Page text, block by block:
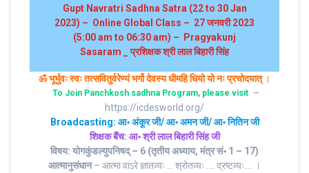
Gupt Navratri Sadhna Satra (22 to 30 Jan
2023) – Online Global Class – 27 जनवरी 2023
(5:00 am to 06:30 am) – Pragyakunj
Sasaram _ प्रशिक्षक श्री लाल बिहारी सिंह
ॐ भूर्भुवः स्‍वः तत्‍सवितुर्वरेण्‍यं भर्गो देवस्य धीमहि धियो यो नः प्रचोदयात्‌।
To Join Panchkosh sadhna Program, please visit –
https://icdesworld.org/
Broadcasting: आ॰ अंकूर जी/ आ॰ अमन जी/ आ॰ नितिन जी
शिक्षक बैंच: आ॰ श्री लाल बिहारी सिंह जी
विषय: योगकुंडल्युपनिषद् – 6 (तृतीय अध्याय, मंत्र सं॰ 1 – 17)
आत्मानुसंधान– आत्मा वाऽरे ज्ञातव्यः … श्रोतव्यः …. द्रष्टव्यः…. ।